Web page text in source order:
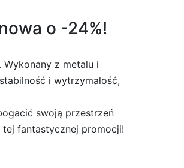
o -24%!
z metalu i
i wytrzymałość,
swoją przestrzeń
fantastycznej promocji!